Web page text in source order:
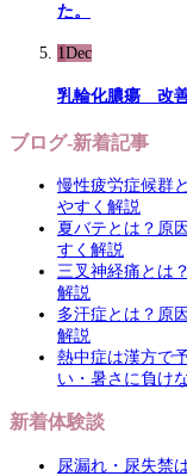
た。
1Dec
乳輪化膿瘍 改
ブログ-新着記事
慢性疲労症候群
やすく解説
夏バテとは？原
すく解説
三叉神経痛とは
解説
多汗症とは？原
解説
熱中症は漢方で
い・暑さに負け
新着体験談
尿漏れ・尿失禁